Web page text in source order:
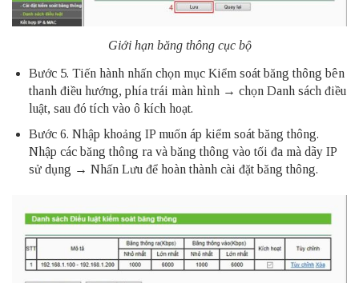
Giới hạn băng thông cục bộ
Bước 5. Tiến hành nhấn chọn mục Kiểm soát băng thông bên
thanh điều hướng, phía trái màn hình → chọn Danh sách điều
luật, sau đó tích vào ô kích hoạt.
Bước 6. Nhập khoảng IP muốn áp kiểm soát băng thông.
Nhập các băng thông ra và băng thông vào tối đa mà dãy IP
sử dụng → Nhấn Lưu để hoàn thành cài đặt băng thông.